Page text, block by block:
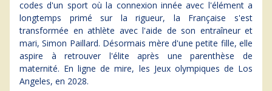
codes d'un sport où la connexion innée avec l'élément a
longtemps primé sur la rigueur, la Française s'est
transformée en athlète avec l'aide de son entraîneur et
mari, Simon Paillard. Désormais mère d'une petite fille, elle
aspire à retrouver l'élite après une parenthèse de
maternité. En ligne de mire, les Jeux olympiques de Los
Angeles, en 2028.